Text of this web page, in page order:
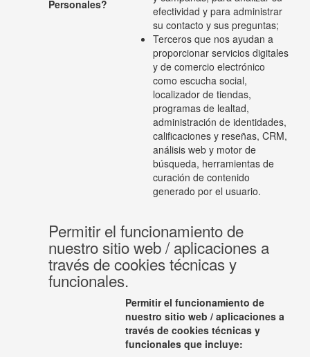
Personales?
efectividad y para administrar
su contacto y sus preguntas;
Terceros que nos ayudan a
proporcionar servicios digitales
y de comercio electrónico
como escucha social,
localizador de tiendas,
programas de lealtad,
administración de identidades,
calificaciones y reseñas, CRM,
análisis web y motor de
búsqueda, herramientas de
curación de contenido
generado por el usuario.
Permitir el funcionamiento de
nuestro sitio web / aplicaciones a
través de cookies técnicas y
funcionales.
Permitir el funcionamiento de
nuestro sitio web / aplicaciones a
través de cookies técnicas y
funcionales que incluye: